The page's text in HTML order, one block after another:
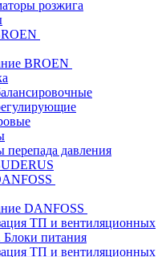
розжига
BROEN
перепада давления
DANFOSS
ТП и вентиляционных
Блоки питания
ТП и вентиляционных